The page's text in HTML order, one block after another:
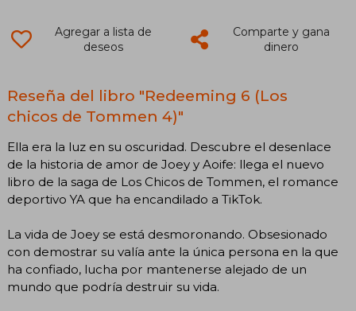
Agregar a lista de
deseos
Comparte y gana
dinero
Reseña del libro "Redeeming 6 (Los
chicos de Tommen 4)"
Ella era la luz en su oscuridad. Descubre el desenlace
de la historia de amor de Joey y Aoife: llega el nuevo
libro de la saga de Los Chicos de Tommen, el romance
deportivo YA que ha encandilado a TikTok.
La vida de Joey se está desmoronando. Obsesionado
con demostrar su valía ante la única persona en la que
ha confiado, lucha por mantenerse alejado de un
mundo que podría destruir su vida.